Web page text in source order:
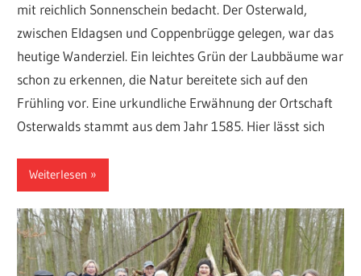
mit reichlich Sonnenschein bedacht. Der Osterwald,
zwischen Eldagsen und Coppenbrügge gelegen, war das
heutige Wanderziel. Ein leichtes Grün der Laubbäume war
schon zu erkennen, die Natur bereitete sich auf den
Frühling vor. Eine urkundliche Erwähnung der Ortschaft
Osterwalds stammt aus dem Jahr 1585. Hier lässt sich
Weiterlesen